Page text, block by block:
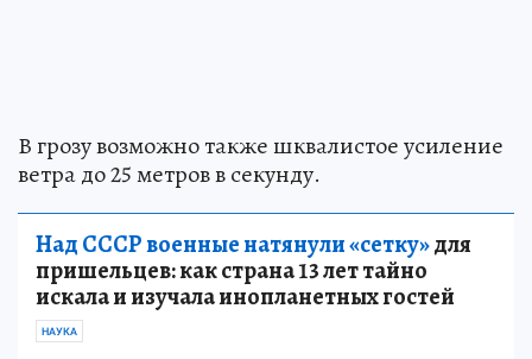
В грозу возможно также шквалистое усиление
ветра до 25 метров в секунду.
Над СССР военные натянули «сетку»для
пришельцев: как страна 13 лет тайно
искала и изучала инопланетных гостей
НАУКА